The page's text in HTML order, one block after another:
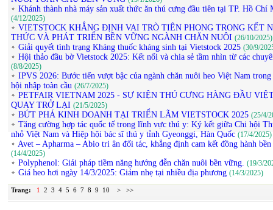
Khánh thành nhà máy sản xuất thức ăn thú cưng đầu tiên tại TP. Hồ Chí
(4/12/2025)
VIETSTOCK KHẲNG ĐỊNH VAI TRÒ TIÊN PHONG TRONG KẾT
THỨC VÀ PHÁT TRIỂN BỀN VỮNG NGÀNH CHĂN NUÔI (26/10/2025)
Giải quyết tình trạng Kháng thuốc kháng sinh tại Vietstock 2025 (30/9/
Hội thảo đầu bờ Vietstock 2025: Kết nối và chia sẻ tầm nhìn từ các
(8/8/2025)
IPVS 2026: Bước tiến vượt bậc của ngành chăn nuôi heo Việt Nam
hội nhập toàn cầu (26/7/2025)
PETFAIR VIETNAM 2025 - SỰ KIỆN THÚ CƯNG HÀNG ĐẦU
QUAY TRỞ LẠI (21/5/2025)
BỨT PHÁ KINH DOANH TẠI TRIỂN LÃM VIETSTOCK 2025 (25/4/
Tăng cường hợp tác quốc tế trong lĩnh vực thú y: Ký kết giữa Chi hội
nhỏ Việt Nam và Hiệp hội bác sĩ thú y tỉnh Gyeonggi, Hàn Quốc (17/4/2025)
Avet – Apharma – Abio tri ân đối tác, khẳng định cam kết đồng hành
(14/4/2025)
Polyphenol: Giải pháp tiềm năng hướng đễn chăn nuôi bền vững. (19/3/
Giá heo hơi ngày 14/3/2025: Giảm nhẹ tại nhiều địa phương (14/3/2025)
Trang: 1 2 3 4 5 6 7 8 9 10 > >>